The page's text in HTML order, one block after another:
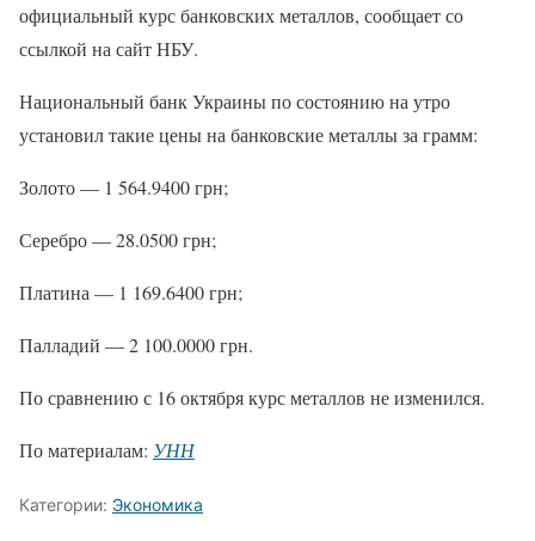
официальный курс банковских металлов, сообщает со
ссылкой на сайт НБУ.
Национальный банк Украины по состоянию на утро
установил такие цены на банковские металлы за грамм:
Золото — 1 564.9400 грн;
Серебро — 28.0500 грн;
Платина — 1 169.6400 грн;
Палладий — 2 100.0000 грн.
По сравнению с 16 октября курс металлов не изменился.
По материалам: УНН
Категории: Экономика